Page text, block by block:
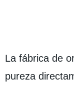
La fábrica de
pureza